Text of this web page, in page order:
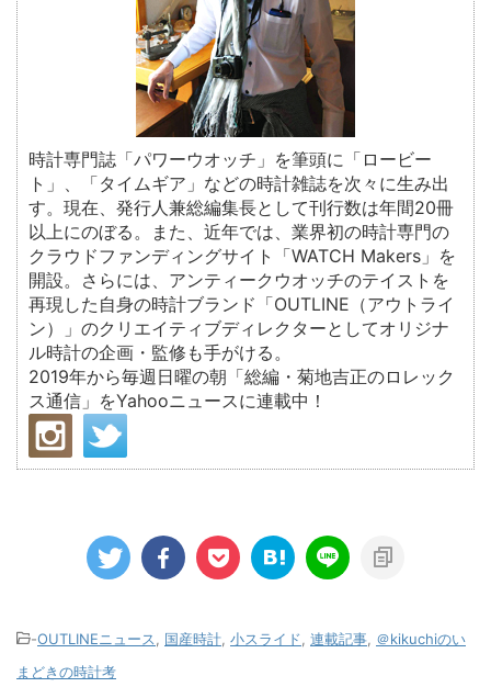
時計専門誌「パワーウオッチ」を筆頭に「ロービー
ト」、「タイムギア」などの時計雑誌を次々に生み出
す。現在、発行人兼総編集長として刊行数は年間20冊
以上にのぼる。また、近年では、業界初の時計専門の
クラウドファンディングサイト「WATCH Makers」を
開設。さらには、アンティークウオッチのテイストを
再現した自身の時計ブランド「OUTLINE（アウトライ
ン）」のクリエイティブディレクターとしてオリジナ
ル時計の企画・監修も手がける。
2019年から毎週日曜の朝「総編・菊地吉正のロレック
ス通信」をYahooニュースに連載中！
-OUTLINEニュース, 国産時計, 小スライド, 連載記事, ＠kikuchiのい
まどきの時計考